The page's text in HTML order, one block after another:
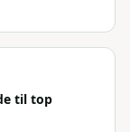
til top